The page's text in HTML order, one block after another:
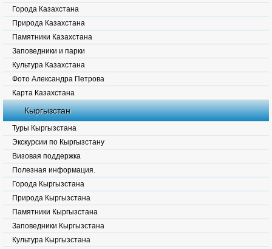
Города Казахстана
Природа Казахстана
Памятники Казахстана
Заповедники и парки
Культура Казахстана
Фото Александра Петрова
Карта Казахстана
Кыргызстан
Туры Кыргызстана
Экскурсии по Кыргызстану
Визовая поддержка
Полезная информация.
Города Кыргызстана
Природа Кыргызстана
Памятники Кыргызстана
Заповедники Кыргызстана
Культура Кыргызстана